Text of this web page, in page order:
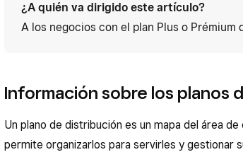
¿A quién va dirigido este artículo?
A los negocios con el plan Plus o Prémium
Información sobre los planos
Un plano de distribución es un mapa del área
permite organizarlos para servirles y gestionar